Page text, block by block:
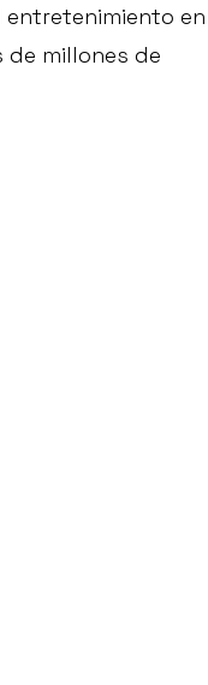
entretenimiento en
de millones de